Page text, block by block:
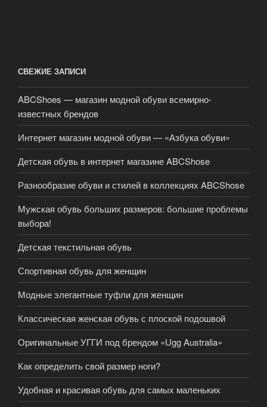
СВЕЖИЕ ЗАПИСИ
ABCShoes — магазин модной обуви всемирно-
известных брендов
Интернет магазин модной обуви — «Азбука обуви»
Детская обувь в интернет магазине ABCShose
Разнообразие обуви и стилей в коллекциях ABCShose
Мужская обувь больших размеров: большие проблемы
выбора!
Детская текстильная обувь
Спортивная обувь для женщин
Модные элегантные туфли для женщин
Классическая женская обувь с плоской подошвой
Оригинальные УГГИ под брендом «Ugg Australia»
Как определить свой размер ноги?
Удобная и красивая обувь для самых маленьких